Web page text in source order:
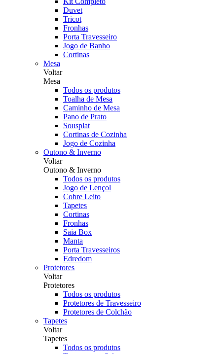
Duvet
Tricot
Fronhas
Porta Travesseiro
Jogo de Banho
Cortinas
Mesa
Voltar
Mesa
Todos os produtos
Toalha de Mesa
Caminho de Mesa
Pano de Prato
Sousplat
Cortinas de Cozinha
Jogo de Cozinha
Outono & Inverno
Voltar
Outono & Inverno
Todos os produtos
Jogo de Lençol
Cobre Leito
Tapetes
Cortinas
Fronhas
Saia Box
Manta
Porta Travesseiros
Edredom
Protetores
Voltar
Protetores
Todos os produtos
Protetores de Travesseiro
Protetores de Colchão
Tapetes
Voltar
Tapetes
Todos os produtos